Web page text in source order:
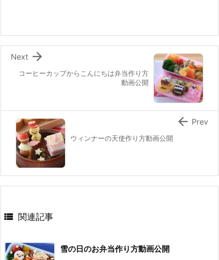
k
コーヒーカップからこんにちは弁当作り方
動画公開

Next
ウィンナーの天使作り方動画公開
 Prev
 関連記事
雪の日のお弁当作り方動画公開